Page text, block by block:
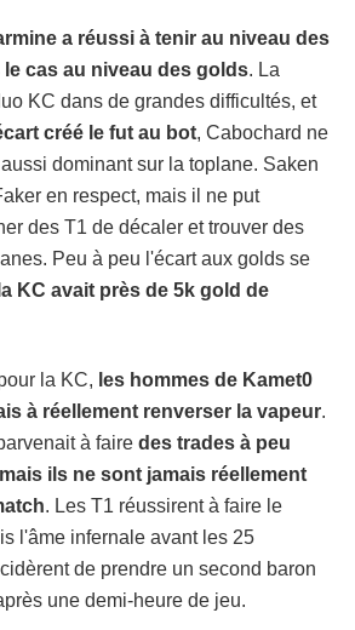
a réussi à tenir au niveau des
le cas au niveau des golds. La
KC dans de grandes difficultés, et
créé le fut au bot, Cabochard ne
dominant sur la toplane. Saken
en respect, mais il ne put
des T1 de décaler et trouver des
Peu à peu l'écart aux golds se
KC avait près de 5k gold de
la KC, les hommes de Kamet0
à réellement renverser la vapeur.
à faire des trades à peu
ils ne sont jamais réellement
. Les T1 réussirent à faire le
l'âme infernale avant les 25
de prendre un second baron
une demi-heure de jeu.